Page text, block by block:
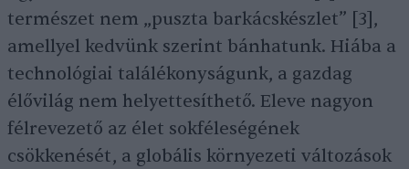
természet nem „puszta barkácskészlet” [3],
amellyel kedvünk szerint bánhatunk. Hiába a
technológiai találékonyságunk, a gazdag
élővilág nem helyettesíthető. Eleve nagyon
félrevezető az élet sokféleségének
csökkenését, a globális környezeti változások